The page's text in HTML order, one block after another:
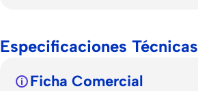
Especificaciones Técnicas
Ficha Comercial